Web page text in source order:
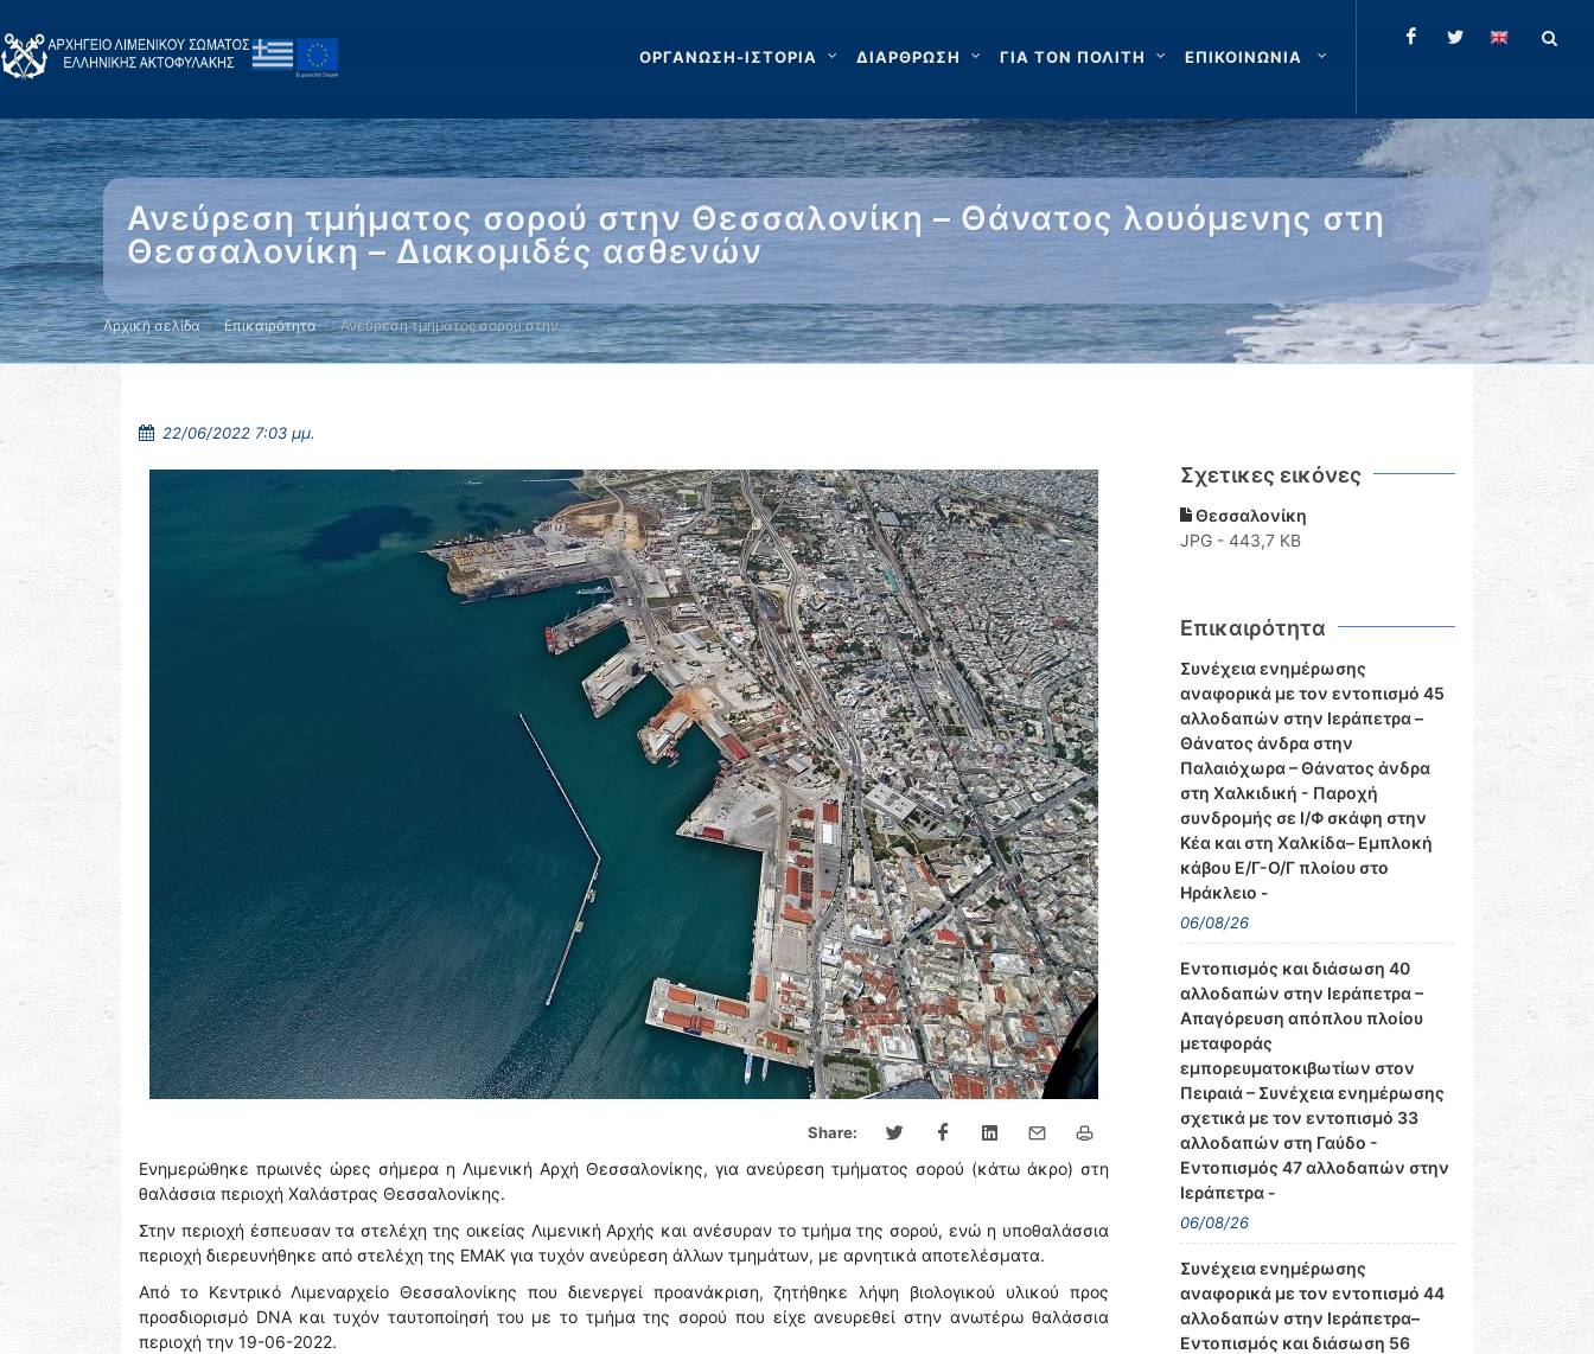
ΟΡΓΑΝΩΣΗ-ΙΣΤΟΡΙΑ ΔΙΑΡΘΡΩΣΗ ΓΙΑ ΤΟΝ ΠΟΛΙΤΗ ΕΠΙΚΟΙΝΩΝΙΑ
Ανεύρεση τμήματος σορού στην Θεσσαλονίκη – Θάνατος λουόμενης στη
Θεσσαλονίκη – Διακομιδές ασθενών
Αρχική σελίδα Επικαιρότητα Ανεύρεση τμήματος σορού στην …
22/06/2022 7:03 μμ.
Share:
Ενημερώθηκε πρωινές ὠρες σήμερα η Λιμενική Αρχή Θεσσαλονίκης, για ανεύρεση τμήματος σορού (κάτω άκρο) στη
θαλάσσια περιοχή Χαλάστρας Θεσσαλονίκης.
Στην περιοχή έσπευσαν τα στελέχη της οικείας Λιμενική Αρχής και ανέσυραν το τμήμα της σορού, ενώ η υποθαλάσσια
περιοχή διερευνήθηκε από στελέχη της ΕΜΑΚ για τυχόν ανεύρεση άλλων τμημάτων, με αρνητικά αποτελέσματα.
Από το Κεντρικό Λιμεναρχείο Θεσσαλονίκης που διενεργεί προανάκριση, ζητήθηκε λήψη βιολογικού υλικού προς
προσδιορισμό DNA και τυχόν ταυτοποίησή του με το τμήμα της σορού που είχε ανευρεθεί στην ανωτέρω θαλάσσια
περιοχή την 19-06-2022.
Σχετικες εικόνες
Θεσσαλονίκη
JPG - 443,7 KB
Επικαιρότητα
Συνέχεια ενημέρωσης
αναφορικά με τον εντοπισμό 45
αλλοδαπών στην Ιεράπετρα –
Θάνατος άνδρα στην
Παλαιόχωρα – Θάνατος άνδρα
στη Χαλκιδική - Παροχή
συνδρομής σε Ι/Φ σκάφη στην
Κέα και στη Χαλκίδα– Εμπλοκή
κάβου Ε/Γ-Ο/Γ πλοίου στο
Ηράκλειο -
06/08/26
Εντοπισμός και διάσωση 40
αλλοδαπών στην Ιεράπετρα –
Απαγόρευση απόπλου πλοίου
μεταφοράς
εμπορευματοκιβωτίων στον
Πειραιά – Συνέχεια ενημέρωσης
σχετικά με τον εντοπισμό 33
αλλοδαπών στη Γαύδο -
Εντοπισμός 47 αλλοδαπών στην
Ιεράπετρα -
06/08/26
Συνέχεια ενημέρωσης
αναφορικά με τον εντοπισμό 44
αλλοδαπών στην Ιεράπετρα–
Εντοπισμός και διάσωση 56